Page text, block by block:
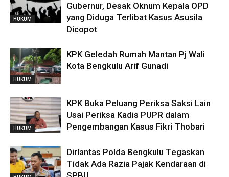
HUKUM
Gubernur, Desak Oknum Kepala OPD
yang Diduga Terlibat Kasus Asusila
Dicopot
HUKUM
KPK Geledah Rumah Mantan Pj Wali
Kota Bengkulu Arif Gunadi
HUKUM
KPK Buka Peluang Periksa Saksi Lain
Usai Periksa Kadis PUPR dalam
Pengembangan Kasus Fikri Thobari
Dirlantas Polda Bengkulu Tegaskan
Tidak Ada Razia Pajak Kendaraan di